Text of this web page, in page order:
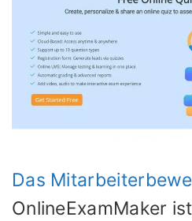
Das
OnlineExamMaker